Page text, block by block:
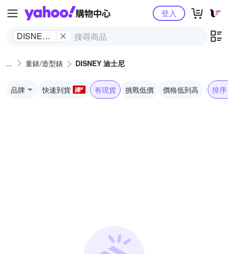
Yahoo購物中心
DISNEY
登入
童錶/造型錶 DISNEY 迪士尼
品牌 快速到貨 有現貨 挑戰低價 價格低到高 排序